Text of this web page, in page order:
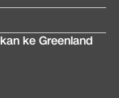
ke Greenland